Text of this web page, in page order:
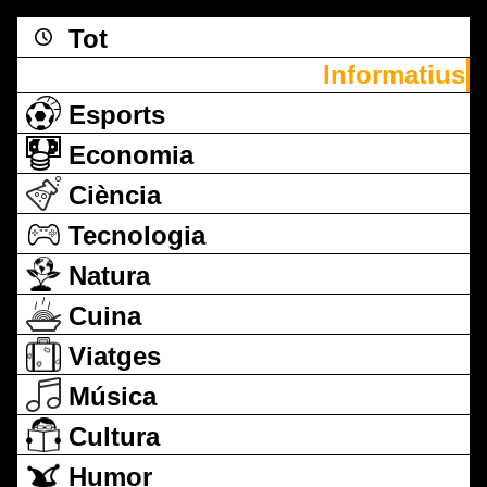
Tot
Informatius
Esports
Economia
Ciència
Tecnologia
Natura
Cuina
Viatges
Música
Cultura
Humor